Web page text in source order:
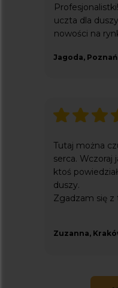
Zuzanna,
uczta dla
nowości na
Jagoda, Poznań
Tutaj można
serca. Wczoraj
ktoś
duszy.
Zgadzam się z